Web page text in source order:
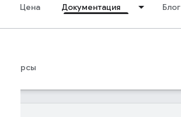
Цена Документация Блог
Ресурсы